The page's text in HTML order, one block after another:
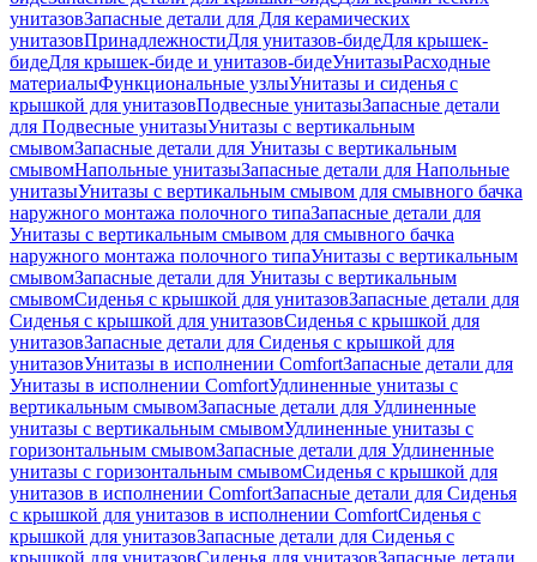
унитазовЗапасные детали для Для керамических
унитазовПринадлежностиДля унитазов-бидеДля крышек-
бидеДля крышек-биде и унитазов-бидеУнитазыРасходные
материалыФункциональные узлыУнитазы и сиденья с
крышкой для унитазовПодвесные унитазыЗапасные детали
для Подвесные унитазыУнитазы с вертикальным
смывомЗапасные детали для Унитазы с вертикальным
смывомНапольные унитазыЗапасные детали для Напольные
унитазыУнитазы с вертикальным смывом для смывного бачка
наружного монтажа полочного типаЗапасные детали для
Унитазы с вертикальным смывом для смывного бачка
наружного монтажа полочного типаУнитазы с вертикальным
смывомЗапасные детали для Унитазы с вертикальным
смывомСиденья с крышкой для унитазовЗапасные детали для
Сиденья с крышкой для унитазовСиденья с крышкой для
унитазовЗапасные детали для Сиденья с крышкой для
унитазовУнитазы в исполнении ComfortЗапасные детали для
Унитазы в исполнении ComfortУдлиненные унитазы с
вертикальным смывомЗапасные детали для Удлиненные
унитазы с вертикальным смывомУдлиненные унитазы с
горизонтальным смывомЗапасные детали для Удлиненные
унитазы с горизонтальным смывомСиденья с крышкой для
унитазов в исполнении ComfortЗапасные детали для Сиденья
с крышкой для унитазов в исполнении ComfortСиденья с
крышкой для унитазовЗапасные детали для Сиденья с
крышкой для унитазовСиденья для унитазовЗапасные детали